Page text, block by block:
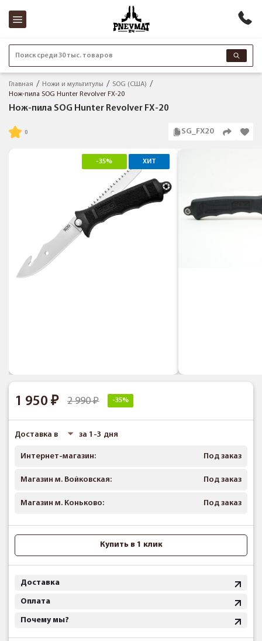
Поиск среди 30 тыс. товаров
Главная Ножи и мультитулы
SOG (США)
Нож-пила SOG Hunter Revolver FX-20
Нож-пила SOG Hunter Revolver FX-20
SG_FX20
-35% ХИТ
1 950 2 990 -35%
Доставка в за 1-3 дня
Интернет-магазин: Под заказ
Магазин м. Войковская: Под заказ
Магазин м. Коньково: Под заказ
Купить в 1 клик
Доставка
Оплата
Почему мы?